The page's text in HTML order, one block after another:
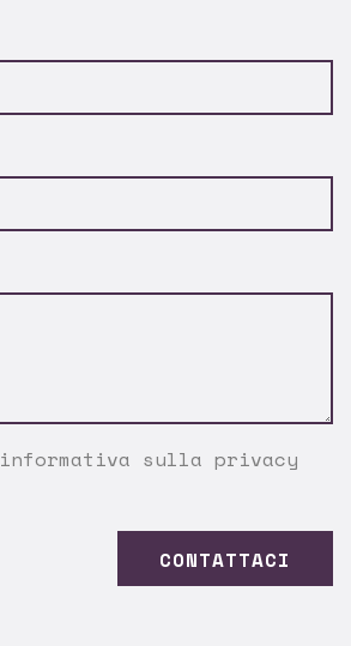
informativa sulla privacy